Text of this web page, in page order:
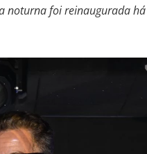
noturna foi reinaugurada